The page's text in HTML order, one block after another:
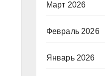
Март 2026
Февраль 2026
Январь 2026